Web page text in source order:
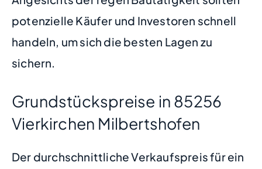
potenzielle Käufer und Investoren schnell
handeln, um sich die besten Lagen zu
sichern.
Grundstückspreise in 85256
Vierkirchen Milbertshofen
Der durchschnittliche Verkaufspreis für ein